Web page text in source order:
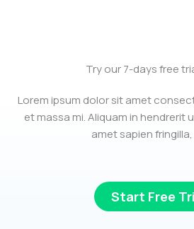
Try our 7-days free
Lorem ipsum dolor sit amet
et massa mi. Aliquam in hendrerit
amet sapien
Start Free